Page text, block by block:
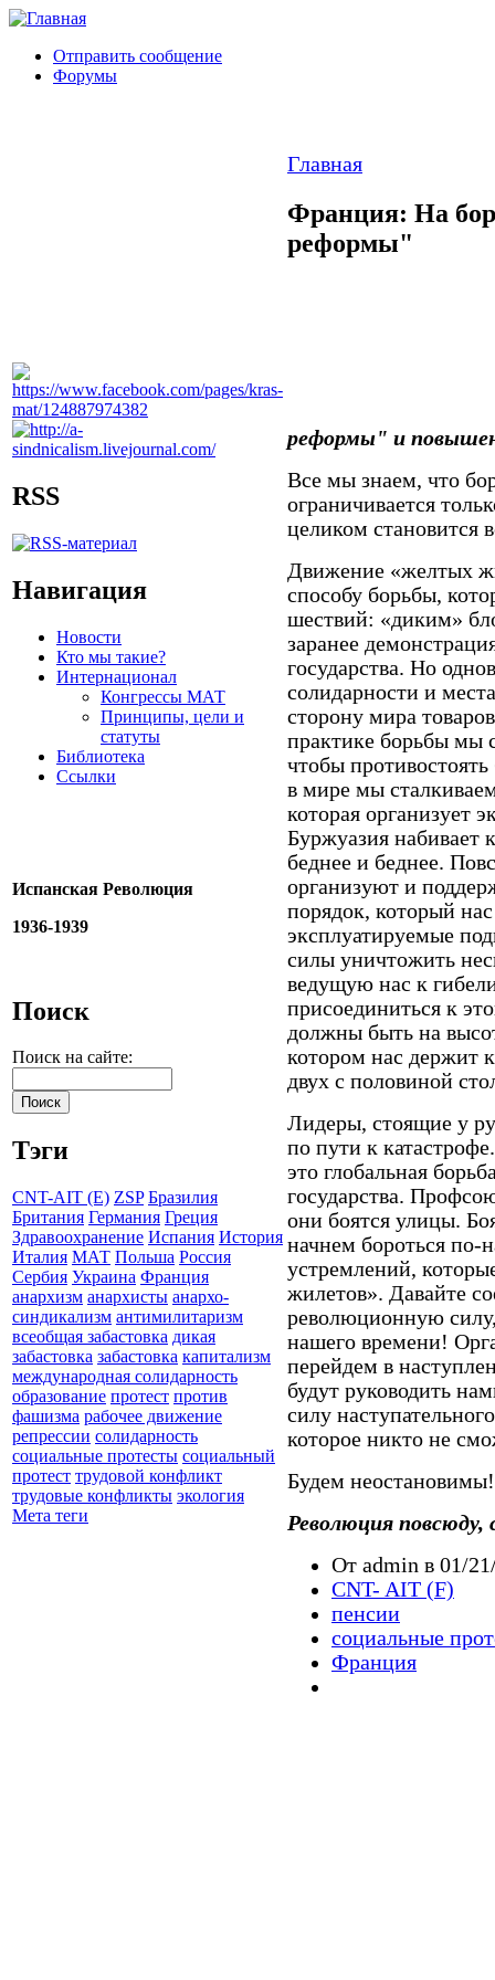
Отправить сообщение
Форумы
RSS
Навигация
Новости
Кто мы такие?
Интернационал
Конгрессы МАТ
Принципы, цели и
статуты
Библиотека
Ссылки
Испанская Революция
1936-1939
Поиск
Поиск на сайте:
Тэги
CNT-AIT (E) ZSP Бразилия
Британия Германия Греция
Здравоохранение Испания История
Италия МАТ Польша Россия
Сербия Украина Франция
анархизм анархисты анархо-
синдикализм антимилитаризм
всеобщая забастовка дикая
забастовка забастовка капитализм
международная солидарность
образование протест против
фашизма рабочее движение
репрессии солидарность
социальные протесты социальный
протест трудовой конфликт
трудовые конфликты экология
Мета теги
Главная
Франция: На
реформы"
реформы" и
Все мы знаем, что
ограничивается
целиком становится
Движение «желтых
способу борьбы,
шествий: «диким»
заранее
государства. Но
солидарности и
сторону мира
практике борьбы мы
чтобы
в мире мы
которая организует
Буржуазия набивает
беднее и беднее.
организуют и
порядок, который
эксплуатируемые
силы уничтожить
ведущую нас к
присоединиться к
должны быть на
котором нас держит
двух с половиной
Лидеры, стоящие у
по пути к
это глобальная
государства.
они боятся улицы.
начнем бороться по-
устремлений,
жилетов». Давайте
революционную
нашего времени!
перейдем в
будут руководить
силу
которое никто не
Будем неостановимы!
Революция повсюду,
От admin в 01/
CNT- AIT (F)
пенсии
социальные
Франция